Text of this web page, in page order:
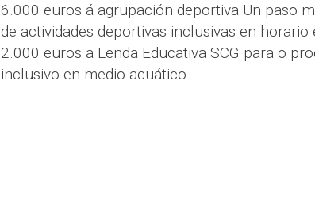
6.000 euros á agrupación deportiva Un paso
de actividades deportivas inclusivas en horario
2.000 euros a Lenda Educativa SCG para o
inclusivo en medio acuático.